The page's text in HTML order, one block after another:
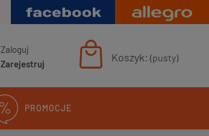
Koszyk: (pusty)
Zaloguj
Zarejestruj
PROMOCJE